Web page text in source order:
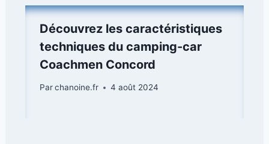
Découvrez les caractéristiques
techniques du camping-car
Coachmen Concord
Parchanoine.fr 4 août 2024